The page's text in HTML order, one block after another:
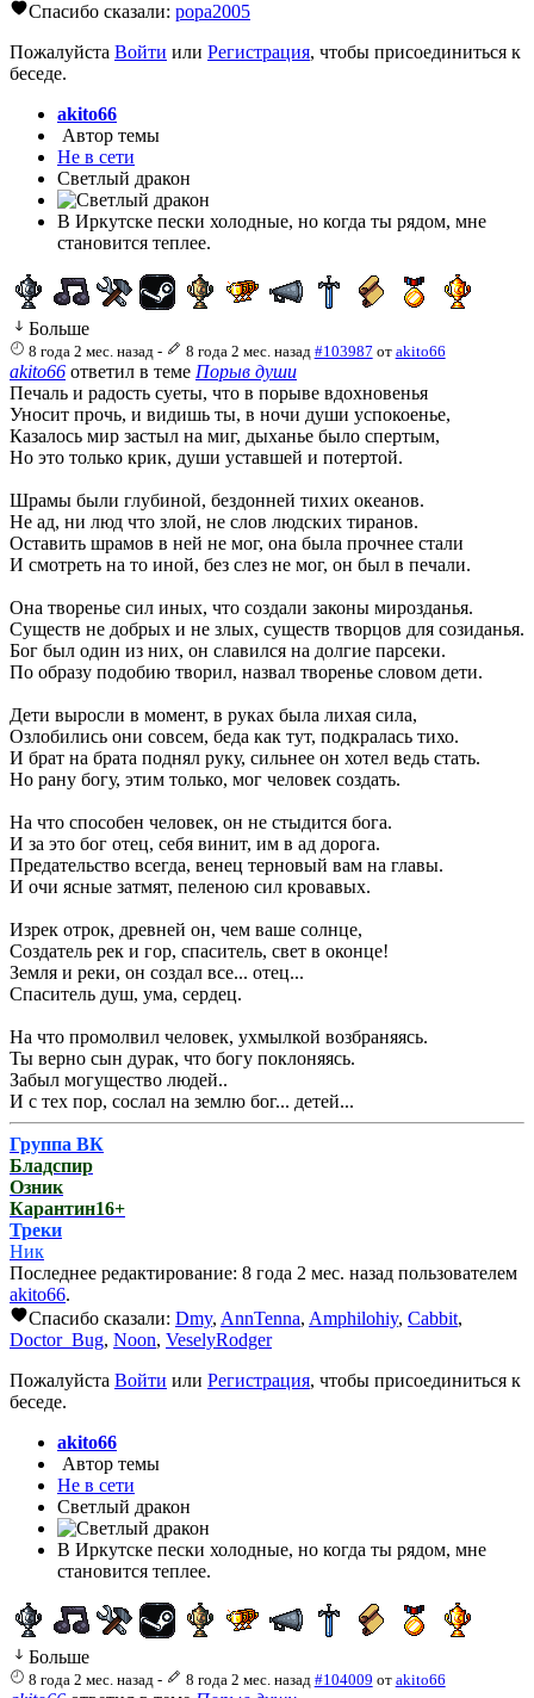
Спасибо сказали: popa2005
Пожалуйста Войти или Регистрация, чтобы присоединиться к
беседе.
akito66
Автор темы
Не в сети
Светлый дракон
В Иркутске пески холодные, но когда ты рядом, мне
становится теплее.
Больше
8 года 2 мес. назад - 8 года 2 мес. назад #103987 от akito66
akito66 ответил в теме Порыв души
Печаль и радость суеты, что в порыве вдохновенья
Уносит прочь, и видишь ты, в ночи души успокоенье,
Казалось мир застыл на миг, дыханье было спертым,
Но это только крик, души уставшей и потертой.
Шрамы были глубиной, бездонней тихих океанов.
Не ад, ни люд что злой, не слов людских тиранов.
Оставить шрамов в ней не мог, она была прочнее стали
И смотреть на то иной, без слез не мог, он был в печали.
Она творенье сил иных, что создали законы мирозданья.
Существ не добрых и не злых, существ творцов для созиданья.
Бог был один из них, он славился на долгие парсеки.
По образу подобию творил, назвал творенье словом дети.
Дети выросли в момент, в руках была лихая сила,
Озлобились они совсем, беда как тут, подкралась тихо.
И брат на брата поднял руку, сильнее он хотел ведь стать.
Но рану богу, этим только, мог человек создать.
На что способен человек, он не стыдится бога.
И за это бог отец, себя винит, им в ад дорога.
Предательство всегда, венец терновый вам на главы.
И очи ясные затмят, пеленою сил кровавых.
Изрек отрок, древней он, чем ваше солнце,
Создатель рек и гор, спаситель, свет в оконце!
Земля и реки, он создал все... отец...
Спаситель душ, ума, сердец.
На что промолвил человек, ухмылкой возбраняясь.
Ты верно сын дурак, что богу поклоняясь.
Забыл могущество людей..
И с тех пор, сослал на землю бог... детей...
Группа ВК
Бладспир
Озник
Карантин16+
Треки
Ник
Последнее редактирование: 8 года 2 мес. назад пользователем
akito66.
Спасибо сказали: Dmy, AnnTenna, Amphilohiy, Cabbit,
Doctor_Bug, Noon, VeselyRodger
Пожалуйста Войти или Регистрация, чтобы присоединиться к
беседе.
akito66
Автор темы
Не в сети
Светлый дракон
В Иркутске пески холодные, но когда ты рядом, мне
становится теплее.
Больше
8 года 2 мес. назад - 8 года 2 мес. назад #104009 от akito66